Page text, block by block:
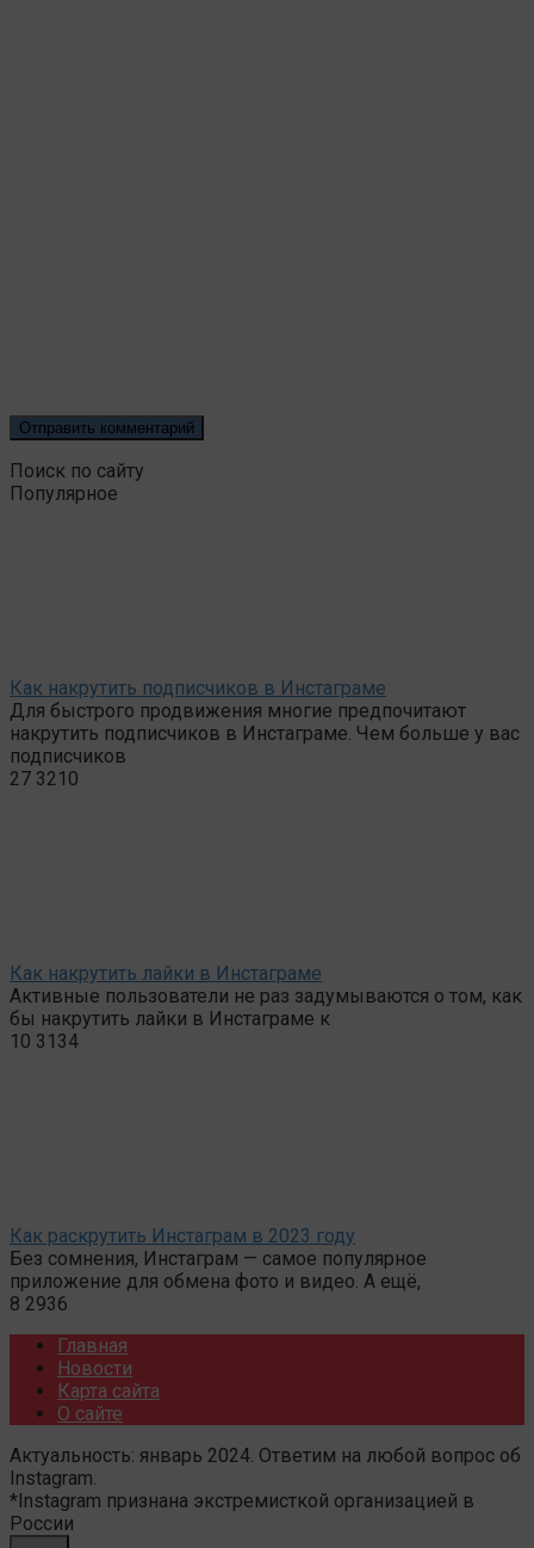
Поиск по сайту
Популярное
Как накрутить подписчиков в Инстаграме
Для быстрого продвижения многие предпочитают
накрутить подписчиков в Инстаграме. Чем больше у вас
подписчиков
27 3210
Как накрутить лайки в Инстаграме
Активные пользователи не раз задумываются о том, как
бы накрутить лайки в Инстаграме к
10 3134
Как раскрутить Инстаграм в 2023 году
Без сомнения, Инстаграм — самое популярное
приложение для обмена фото и видео. А ещё,
8 2936
Главная
Новости
Карта сайта
О сайте
Актуальность: январь 2024. Ответим на любой вопрос об
Instagram.
*Instagram признана экстремисткой организацией в
России